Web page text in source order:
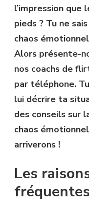
l’impression que
pieds ? Tu ne
chaos
Alors présente-
nos coachs de
par téléphone.
lui décrire ta
des conseils sur
chaos
arriverons !
Les